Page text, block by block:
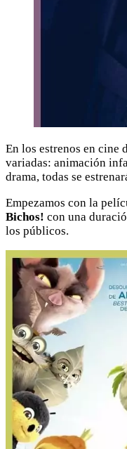
En los estrenos en cine
variadas: animación
drama, todas se
Empezamos con la
Bichos! con una
los públicos.